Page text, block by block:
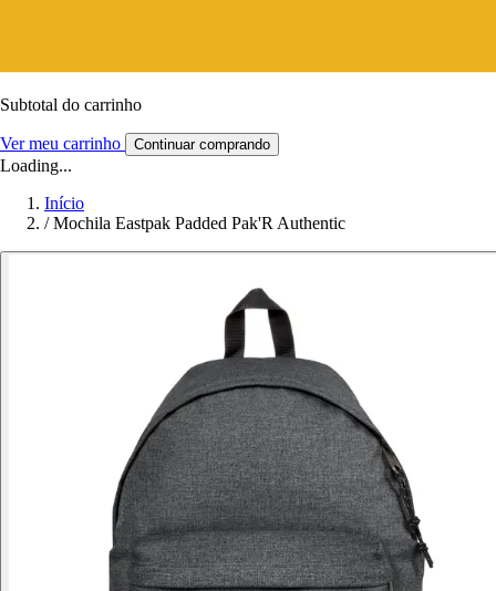
Subtotal do carrinho
Ver meu carrinho Continuar comprando
Loading...
Início
/ Mochila Eastpak Padded Pak'R Authentic